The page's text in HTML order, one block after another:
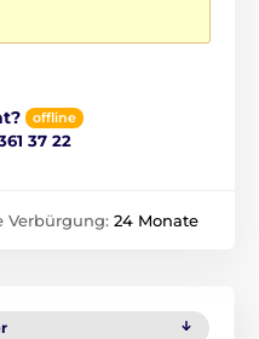
offline
37 22
Verbürgung: 24 Monate